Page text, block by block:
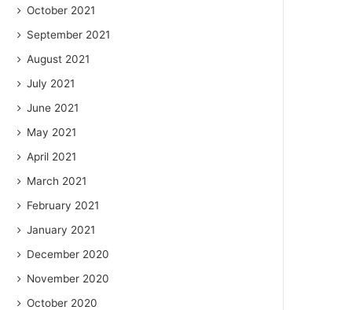
October 2021
September 2021
August 2021
July 2021
June 2021
May 2021
April 2021
March 2021
February 2021
January 2021
December 2020
November 2020
October 2020